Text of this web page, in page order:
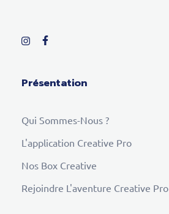
Présentation
Qui Sommes-Nous ?
L'application Creative Pro
Nos Box Creative
Rejoindre L'aventure Creative Pro